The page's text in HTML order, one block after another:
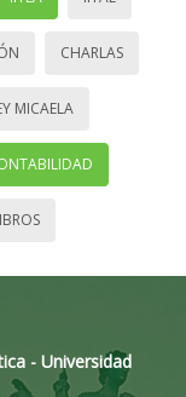
CHARLAS
MICAELA
- Universidad